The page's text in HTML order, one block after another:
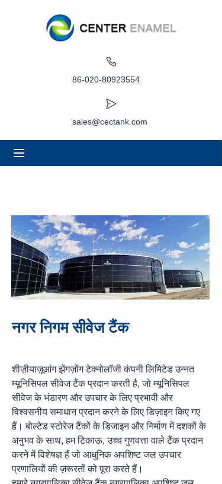
86-020-80923554
sales@cectank.com
नगर निगम सीवेज टैंक
शीज़ीयाज़ूआंग झेंगज़ोंग टेक्नोलॉजी कंपनी लिमिटेड उन्नत
म्यूनिसिपल सीवेज टैंक प्रदान करती है, जो म्यूनिसिपल
सीवेज के भंडारण और उपचार के लिए प्रभावी और
विश्वसनीय समाधान प्रदान करने के लिए डिज़ाइन किए गए
हैं। बोल्टेड स्टोरेज टैंकों के डिजाइन और निर्माण में दशकों के
अनुभव के साथ, हम टिकाऊ, उच्च गुणवत्ता वाले टैंक प्रदान
करने में विशेषज्ञ हैं जो आधुनिक अपशिष्ट जल उपचार
प्रणालियों की ज़रूरतों को पूरा करते हैं।
अनुप्रयोग
समाचार
संपर्क